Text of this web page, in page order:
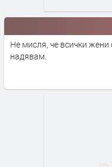
Не мисля, че всички жени
надявам.